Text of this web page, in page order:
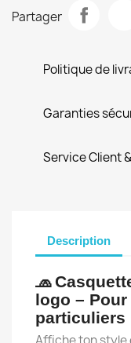
Partager
Politique de
Garanties
Service Client
Description
🧢
logo –
particuliers